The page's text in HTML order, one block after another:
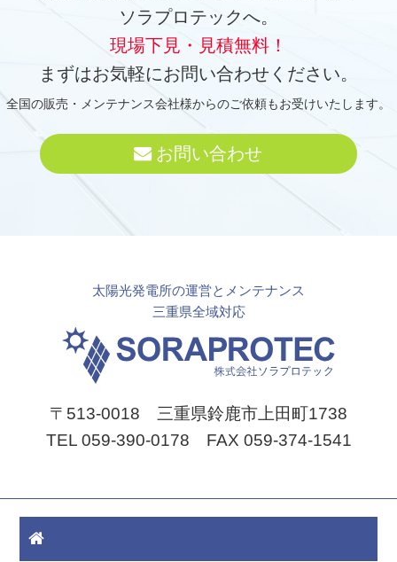
ソラプロテックへ。
現場下見・見積無料！
まずはお気軽にお問い合わせください。
全国の販売・メンテナンス会社様からのご依頼もお受けいたします。
お問い合わせ
太陽光発電所の運営とメンテナンス
三重県全域対応
〒513-0018 三重県鈴鹿市上田町1738
TEL 059-390-0178 FAX 059-374-1541